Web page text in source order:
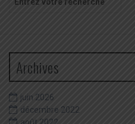
pour
Archives
juin 2026
décembre 2022
août 2022